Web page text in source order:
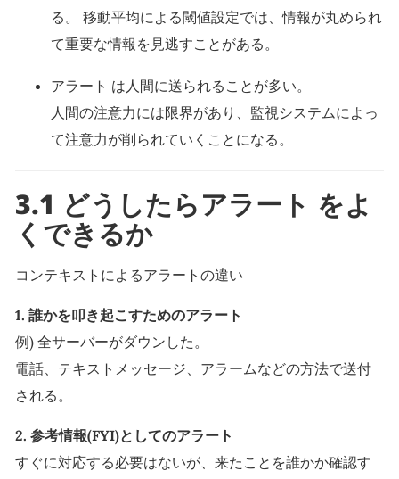
る。 移動平均による閾値設定では、情報が丸められ
て重要な情報を見逃すことがある。
アラート は人間に送られることが多い。
人間の注意力には限界があり、監視システムによっ
て注意力が削られていくことになる。
3.1 どうしたらアラート をよ
くできるか
コンテキストによるアラートの違い
1. 誰かを叩き起こすためのアラート
例) 全サーバーがダウンした。
電話、テキストメッセージ、アラームなどの方法で送付
される。
2. 参考情報(FYI)としてのアラート
すぐに対応する必要はないが、来たことを誰かか確認す